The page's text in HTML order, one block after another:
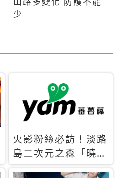
少
火影粉絲必訪！淡路
島二次元之森「曉」
解謎任務9月起全面